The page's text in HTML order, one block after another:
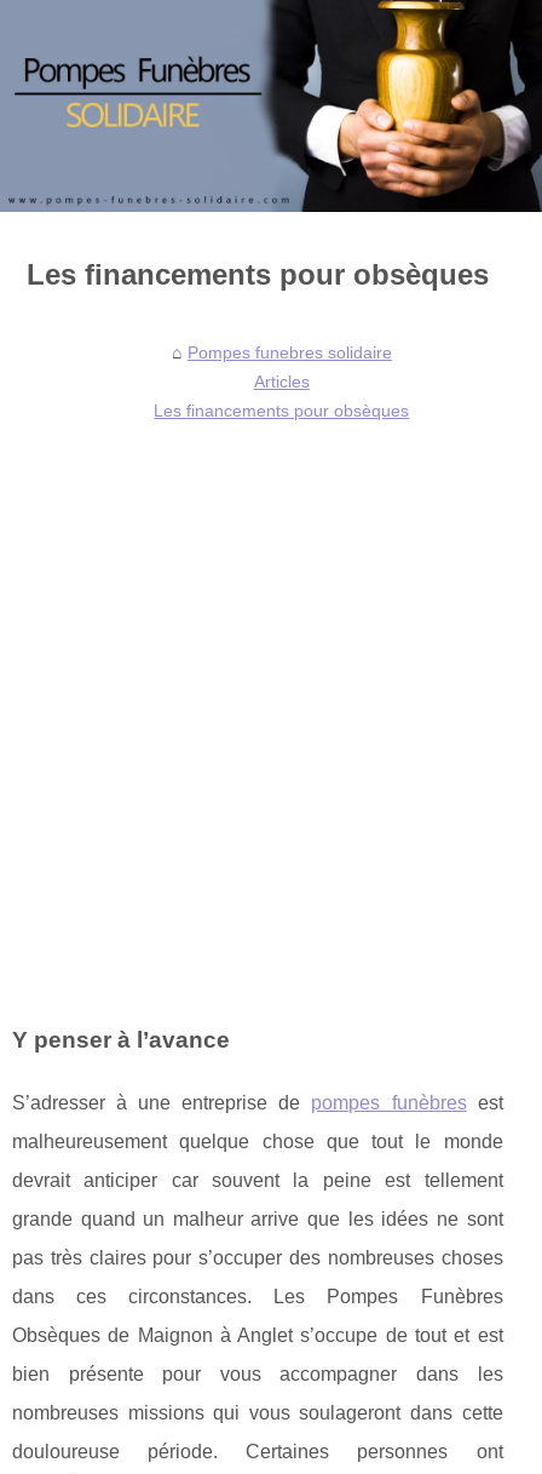
Les financements pour obsèques
Pompes funebres solidaire
Articles
Les financements pour obsèques
Y penser à l’avance
S’adresser à une entreprise de pompes funèbresest
malheureusement quelque chose que tout le monde
devrait anticiper car souvent la peine est tellement
grande quand un malheur arrive que les idées ne sont
pas très claires pour s’occuper des nombreuses choses
dans ces circonstances. Les Pompes Funèbres
Obsèques de Maignon à Anglet s’occupe de tout et est
bien présente pour vous accompagner dans les
nombreuses missions qui vous soulageront dans cette
douloureuse période. Certaines personnes ont